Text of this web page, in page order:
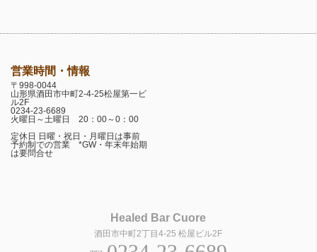
営業時間・情報
〒998-0044
山形県酒田市中町2-4-25松屋第一ビ
ル2F
0234-23-6689
火曜日～土曜日 20：00～0：00
定休日 日曜・祝日・月曜日は事前
予約制での営業 *GW・年末年始期
は要問合せ
Healed Bar Cuore
酒田市中町2丁目4-25 松屋ビル2F